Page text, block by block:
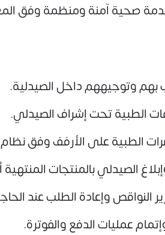
صحية آمنة ومنظمة وفق
بهم وتوجيههم داخل الصيدلية.
الطبية تحت إشراف الصيدلي.
الطبية على الأرفف وفق
الصيدلي بالمنتجات المنتهية
النواقص وإعادة الطلب عند
عمليات الدفع والفوترة.